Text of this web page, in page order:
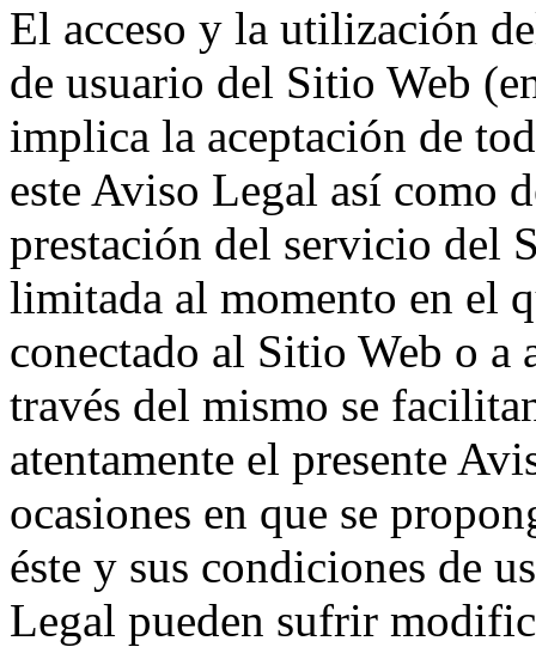
El acceso y la utilización
de usuario del Sitio Web
implica la aceptación de
este Aviso Legal así como
prestación del servicio del
limitada al momento en el
conectado al Sitio Web o a
través del mismo se
atentamente el presente
ocasiones en que se
éste y sus condiciones de
Legal pueden sufrir